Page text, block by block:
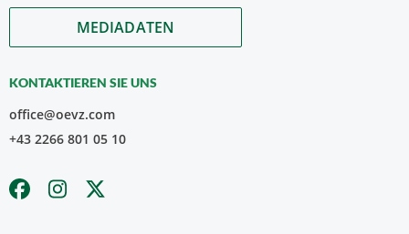
MEDIADATEN
KONTAKTIEREN SIE UNS
office@oevz.com
+43 2266 801 05 10